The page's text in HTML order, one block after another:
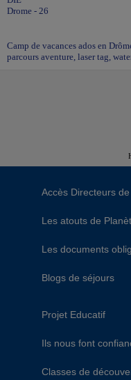
Drome - 26
Camp de vacances ados en
parcours aventure, laser tag,
Accès Directeurs
Les atouts de
Les documents
Blogs de séjours
Projet Educatif
Ils nous font
Classes de